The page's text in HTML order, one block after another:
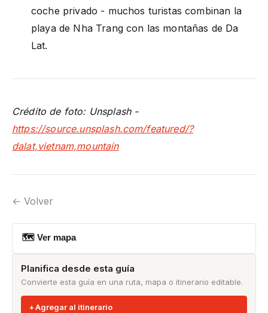
coche privado - muchos turistas combinan la
playa de Nha Trang con las montañas de Da
Lat.
Crédito de foto: Unsplash -
https://source.unsplash.com/featured/?
dalat,vietnam,mountain
← Volver
🗺 Ver mapa
Planifica desde esta guía
Convierte esta guía en una ruta, mapa o itinerario editable.
Agregar al itinerario